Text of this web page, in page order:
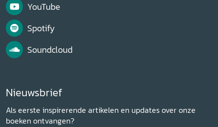
YouTube
Spotify
Soundcloud
Nieuwsbrief
Als eerste inspirerende artikelen en updates over onze
boeken ontvangen?